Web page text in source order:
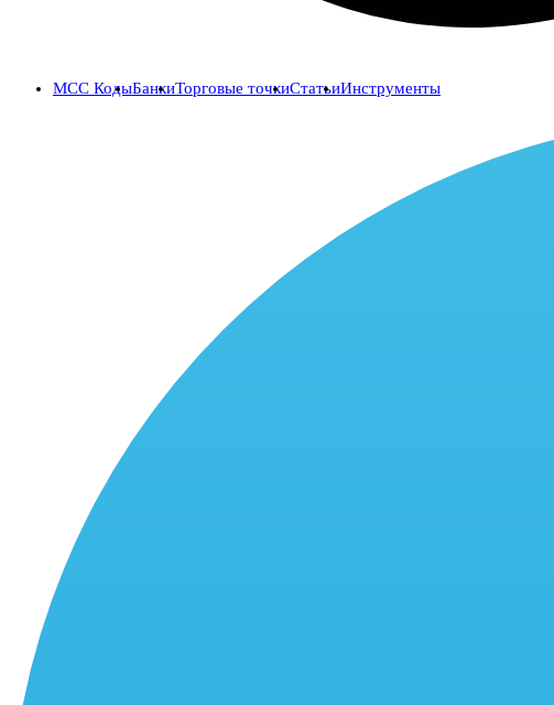
MCC КодыБанкиТорговые точкиСтатьиИнструменты